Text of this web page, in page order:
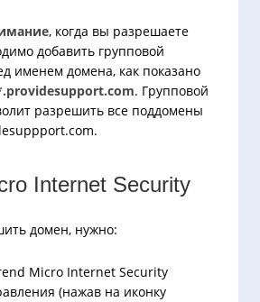
, когда вы разрешаете
добавить групповой
именем домена, как показано
. Групповой
разрешить все поддомены
Internet Security
домен, нужно:
Micro Internet Security
(нажав на иконку